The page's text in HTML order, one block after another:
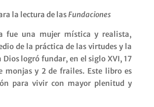
la lectura de lasFundaciones
fue una mujer mística y realista,
de la práctica de las virtudes y la
logró fundar, en el siglo XVI, 17
monjas y 2 de frailes. Este libro es
para vivir con mayor plenitud y